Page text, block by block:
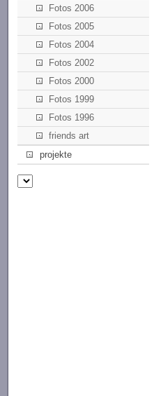
Fotos 2006
Fotos 2005
Fotos 2004
Fotos 2002
Fotos 2000
Fotos 1999
Fotos 1996
friends art
projekte